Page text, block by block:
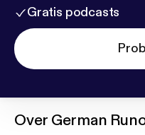
Gratis podcasts
Over German